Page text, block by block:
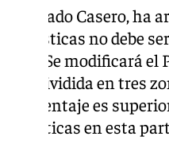
Casero, ha
turísticas no debe
Se modificará el
queda dividida en tres
porcentaje es
turísticas en esta